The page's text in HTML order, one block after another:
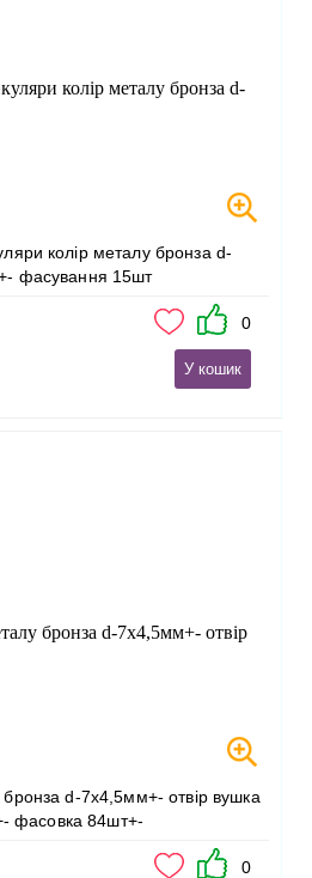
фасування 15шт
0
У кошик
фасовка 84шт+-
0